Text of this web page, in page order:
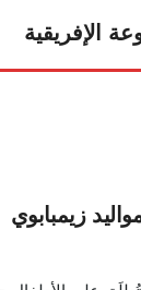
الإفريقية
زيمبابوي